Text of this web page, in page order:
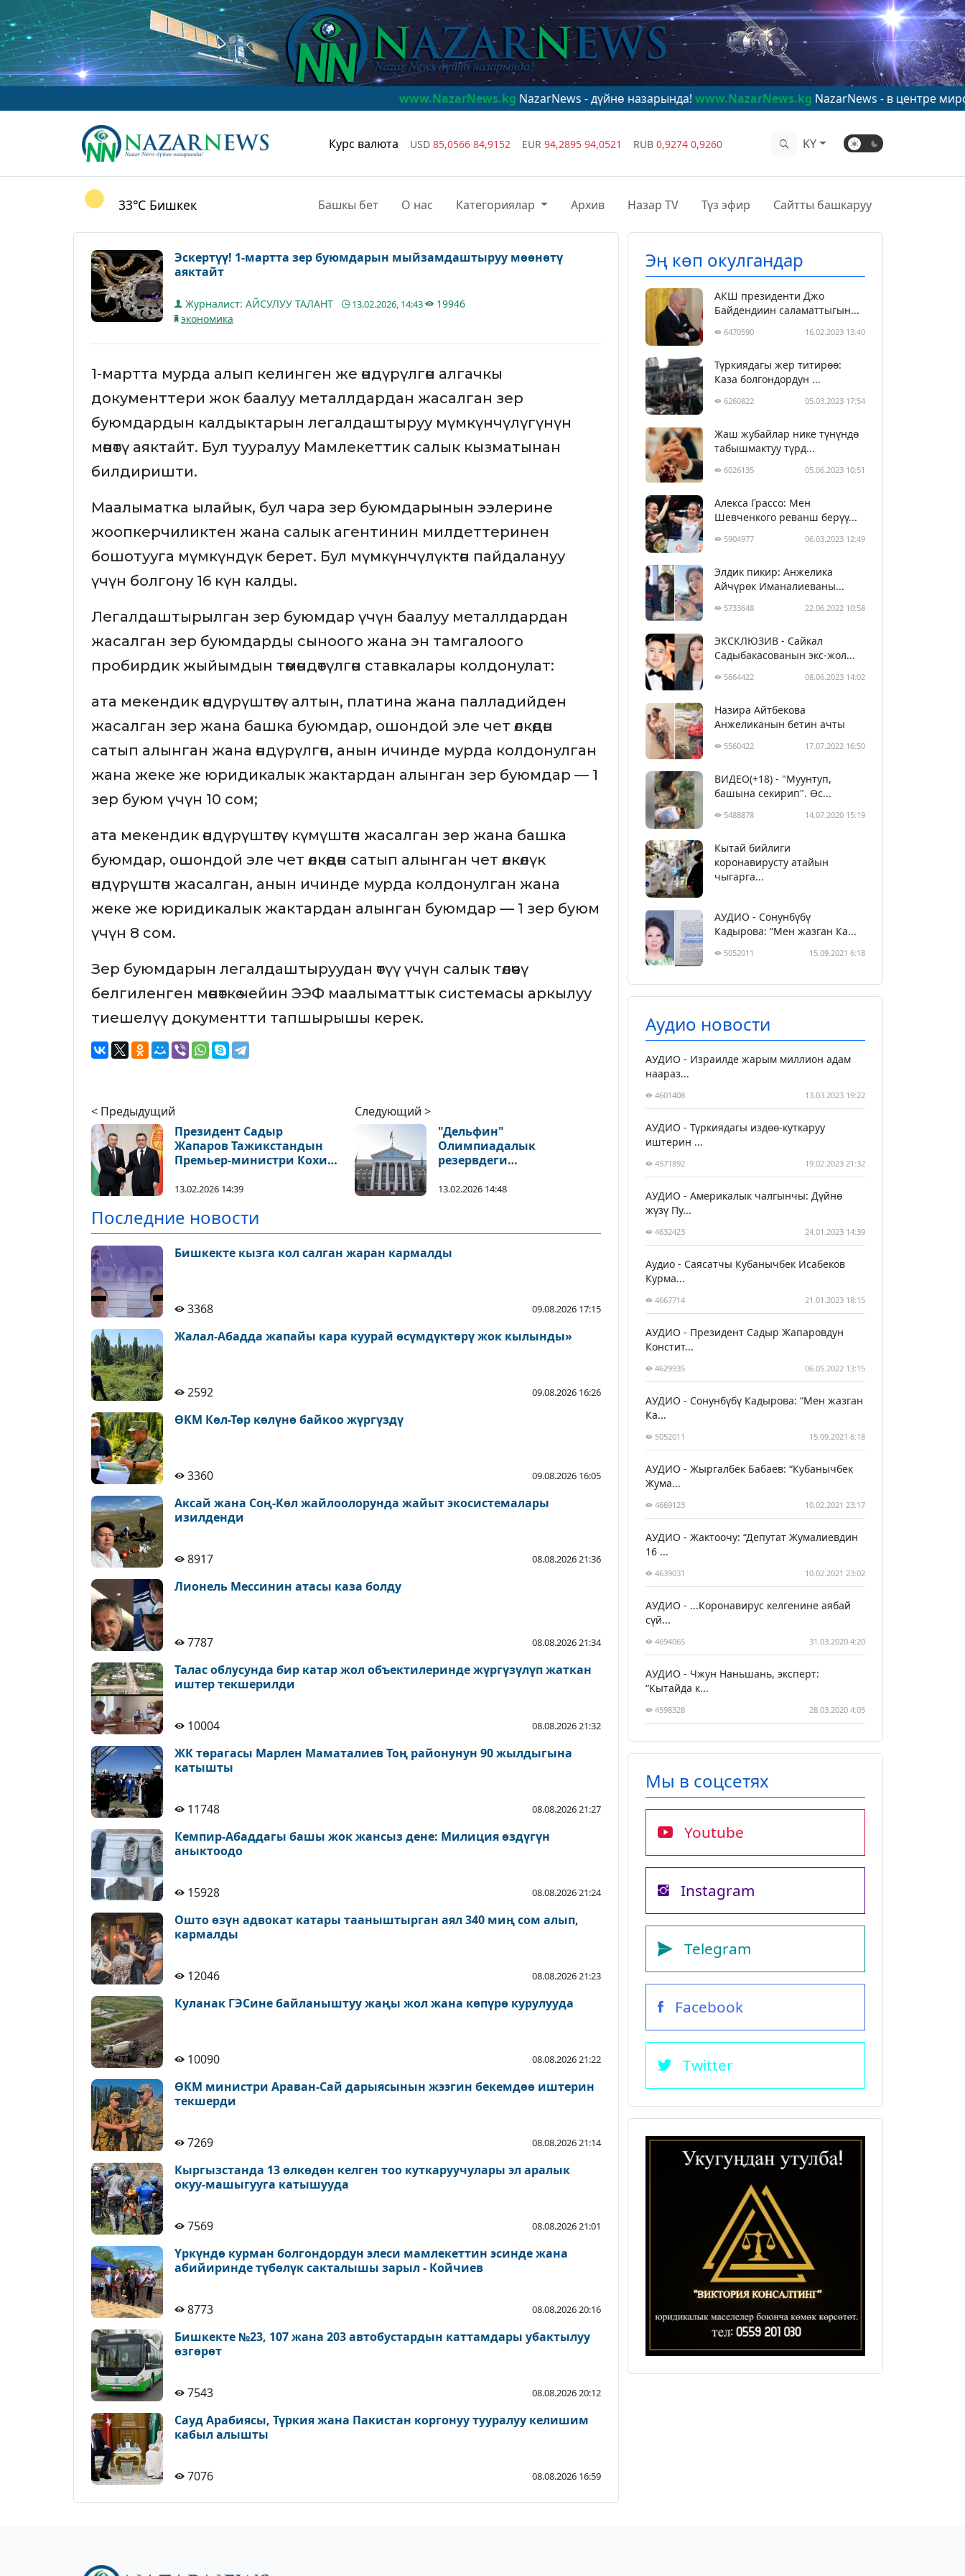
www.NazarNews.kgNazarNews - дүйнө назарында!www.NazarNews.kgNazarNews - в центре мирового
Курс валюта USD 85,0566 84,9152 EUR 94,2895 94,0521 RUB 0,9274 0,9260 KY
33°C Бишкек Башкы бет О нас Категориялар Архив Назар TV Түз эфир Сайтты башкаруу
Эскертүү! 1-мартта зер буюмдарын мыйзамдаштыруу мөөнөтү
аяктайт
Журналист: АЙСУЛУУ ТАЛАНТ 13.02.2026, 14:43
19946
экономика
1-мартта мурда алып келинген же өндүрүлгөн алгачкы
документтери жок баалуу металлдардан жасалган зер
буюмдардын калдыктарын легалдаштыруу мүмкүнчүлүгүнүн
мөөнөтү аяктайт. Бул тууралуу Мамлекеттик салык кызматынан
билдиришти.
Маалыматка ылайык, бул чара зер буюмдарынын ээлерине
жоопкерчиликтен жана салык агентинин милдеттеринен
бошотууга мүмкүндүк берет. Бул мүмкүнчүлүктөн пайдалануу
үчүн болгону 16 күн калды.
Легалдаштырылган зер буюмдар үчүн баалуу металлдардан
жасалган зер буюмдарды сыноого жана эн тамгалоого
пробирдик жыйымдын төмөндөтүлгөн ставкалары колдонулат:
ата мекендик өндүрүштөгү алтын, платина жана палладийден
жасалган зер жана башка буюмдар, ошондой эле чет өлкөдөн
сатып алынган жана өндүрүлгөн, анын ичинде мурда колдонулган
жана жеке же юридикалык жактардан алынган зер буюмдар — 1
зер буюм үчүн 10 сом;
ата мекендик өндүрүштөгү күмүштөн жасалган зер жана башка
буюмдар, ошондой эле чет өлкөдөн сатып алынган чет өлкөлүк
өндүрүштөн жасалган, анын ичинде мурда колдонулган жана
жеке же юридикалык жактардан алынган буюмдар — 1 зер буюм
үчүн 8 сом.
Зер буюмдарын легалдаштыруудан өтүү үчүн салык төлөөчү
белгиленген мөөнөткө чейин ЭЭФ маалыматтык системасы аркылуу
тиешелүү документти тапшырышы керек.
< Предыдущий
Президент Садыр
Жапаров Тажикстандын
Премьер-министри Кохир
13.02.2026 14:39
Следующий >
"Дельфин"
Олимпиадалык
резервдеги
өспүрүмдөр мектебинде
13.02.2026 14:48
Последние новости
Бишкекте кызга кол салган жаран кармалды
3368 09.08.2026 17:15
Жалал-Абадда жапайы кара куурай өсүмдүктөрү жок кылынды»
2592 09.08.2026 16:26
ӨКМ Көл-Төр көлүнө байкоо жүргүздү
3360 09.08.2026 16:05
Аксай жана Соң-Көл жайлоолорунда жайыт экосистемалары
изилденди
8917 08.08.2026 21:36
Лионель Мессинин атасы каза болду
7787 08.08.2026 21:34
Талас облусунда бир катар жол объектилеринде жүргүзүлүп жаткан
иштер текшерилди
10004 08.08.2026 21:32
ЖК төрагасы Марлен Маматалиев Тоң районунун 90 жылдыгына
катышты
11748 08.08.2026 21:27
Кемпир-Абаддагы башы жок жансыз дене: Милиция өздүгүн
аныктоодо
15928 08.08.2026 21:24
Ошто өзүн адвокат катары тааныштырган аял 340 миң сом алып,
кармалды
12046 08.08.2026 21:23
Куланак ГЭСине байланыштуу жаңы жол жана көпүрө курулууда
10090 08.08.2026 21:22
ӨКМ министри Араван-Сай дарыясынын жээгин бекемдөө иштерин
текшерди
7269 08.08.2026 21:14
Кыргызстанда 13 өлкөдөн келген тоо куткаруучулары эл аралык
окуу-машыгууга катышууда
7569 08.08.2026 21:01
Үркүндө курман болгондордун элеси мамлекеттин эсинде жана
абийиринде түбөлүк сакталышы зарыл - Койчиев
8773 08.08.2026 20:16
Бишкекте №23, 107 жана 203 автобустардын каттамдары убактылуу
өзгөрөт
7543 08.08.2026 20:12
Сауд Арабиясы, Түркия жана Пакистан коргонуу тууралуу келишим
кабыл алышты
7076 08.08.2026 16:59
Эң көп окулгандар
АКШ президенти Джо
Байдендиин саламаттыгын...
6470590 16.02.2023 13:40
Түркиядагы жер титирөө:
Каза болгондордун ...
6260822 05.03.2023 17:54
Жаш жубайлар нике түнүндө
табышмактуу түрд...
6026135 05.06.2023 10:51
Алекса Грассо: Мен
Шевченкого реванш берүү...
5904977 06.03.2023 12:49
Элдик пикир: Анжелика
Айчүрөк Иманалиеваны...
5733648 22.06.2022 10:58
ЭКСКЛЮЗИВ - Сайкал
Садыбакасованын экс-жол...
5664422 08.06.2023 14:02
Назира Айтбекова
Анжеликанын бетин ачты
5560422 17.07.2022 16:50
ВИДЕО(+18) - "Муунтуп,
башына секирип". Өс...
5488878 14.07.2020 15:19
Кытай бийлиги
коронавирусту атайын
чыгарга...
АУДИО - Сонунбүбү
Кадырова: “Мен жазган Ка...
5052011 15.09.2021 6:18
Аудио новости
АУДИО - Израилде жарым миллион адам
наараз...
4601408 13.03.2023 19:22
АУДИО - Түркиядагы издөө-куткаруу
иштерин ...
4571892 19.02.2023 21:32
АУДИО - Америкалык чалгынчы: Дүйнө
жүзү Пу...
4632423 24.01.2023 14:39
Аудио - Саясатчы Кубанычбек Исабеков
Курма...
4667714 21.01.2023 18:15
АУДИО - Президент Садыр Жапаровдун
Констит...
4629935 06.05.2022 13:15
АУДИО - Сонунбүбү Кадырова: “Мен жазган
Ка...
5052011 15.09.2021 6:18
АУДИО - Жыргалбек Бабаев: “Кубанычбек
Жума...
4669123 10.02.2021 23:17
АУДИО - Жактоочу: “Депутат Жумалиевдин
16 ...
4639031 10.02.2021 23:02
АУДИО - ...Коронавирус келгенине аябай
сүй...
4694065 31.03.2020 4:20
АУДИО - Чжун Наньшань, эксперт:
“Кытайда к...
4598328 28.03.2020 4:05
Мы в соцсетях
Youtube
Instagram
Telegram
Facebook
Twitter